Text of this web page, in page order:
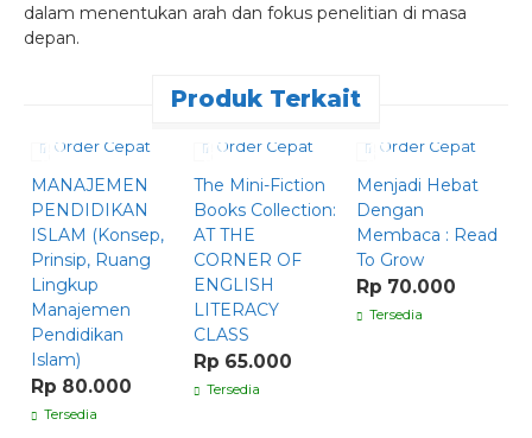
dalam menentukan arah dan fokus penelitian di masa
depan.
Produk Terkait
Order Cepat
MANAJEMEN
PENDIDIKAN
ISLAM (Konsep,
Prinsip, Ruang
Lingkup
Manajemen
Pendidikan
Islam)
Rp 80.000
Tersedia
Order Cepat
The Mini-Fiction
Books Collection:
AT THE
CORNER OF
ENGLISH
LITERACY
CLASS
Rp 65.000
Tersedia
Order Cepat
Menjadi Hebat
Dengan
Membaca : Read
To Grow
Rp 70.000
Tersedia